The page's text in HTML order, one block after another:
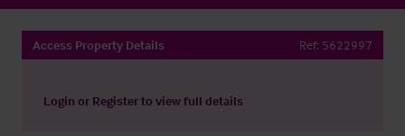
Access Property Details Ref: 5622997
Login or Registerto view full details